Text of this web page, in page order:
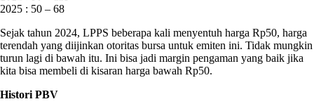
2025 : 50 – 68
Sejak tahun 2024, LPPS beberapa kali menyentuh harga Rp50, harga
terendah yang diijinkan otoritas bursa untuk emiten ini. Tidak mungkin
turun lagi di bawah itu. Ini bisa jadi margin pengaman yang baik jika
kita bisa membeli di kisaran harga bawah Rp50.
Histori PBV